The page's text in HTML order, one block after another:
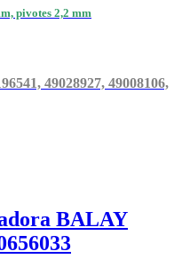
pivotes 2,2 mm
49028927, 49008106,
BALAY